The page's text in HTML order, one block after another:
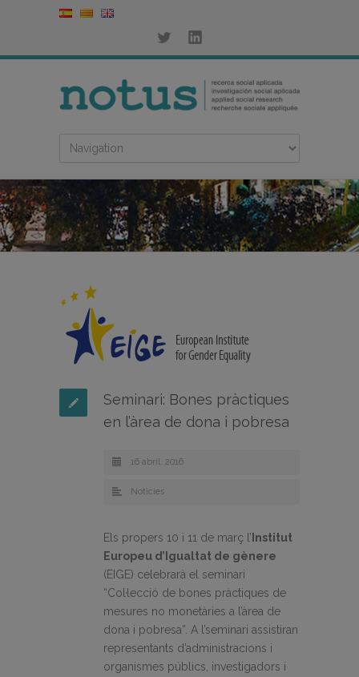
Seminari: Bones pràctiques
en l’àrea de dona i pobresa
16 abril, 2016
Noticies
Els propers 10 i 11 de març l’ Institut
Europeu d’Igualtat de gènere
(EIGE) celebrarà el seminari
“Col·lecció de bones pràctiques de
mesures no monetàries a l’àrea de
dona i pobresa”. A l’seminari assistiran
representants d’administracions i
organismes públics, investigadors i